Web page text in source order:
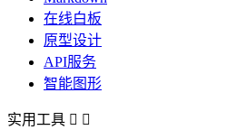
在线白板
原型设计
API服务
智能图形
实用工具  